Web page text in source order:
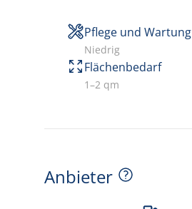
Pflege und Wartung
Niedrig
Flächenbedarf
1–2 qm
Anbieter